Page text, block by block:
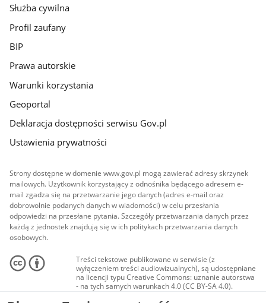
Służba cywilna
Profil zaufany
BIP
Prawa autorskie
Warunki korzystania
Geoportal
Deklaracja dostępności serwisu Gov.pl
Ustawienia prywatności
Strony dostępne w domenie www.gov.pl mogą zawierać adresy skrzynek
mailowych. Użytkownik korzystający z odnośnika będącego adresem e-
mail zgadza się na przetwarzanie jego danych (adres e-mail oraz
dobrowolnie podanych danych w wiadomości) w celu przesłania
odpowiedzi na przesłane pytania. Szczegóły przetwarzania danych przez
każdą z jednostek znajdują się w ich politykach przetwarzania danych
osobowych.
Treści tekstowe publikowane w serwisie (z
wyłączeniem treści audiowizualnych), są udostępniane
na licencji typu Creative Commons: uznanie autorstwa
- na tych samych warunkach 4.0 (CC BY-SA 4.0).
Materiały audiowizualne, w tym zdjęcia, materiały